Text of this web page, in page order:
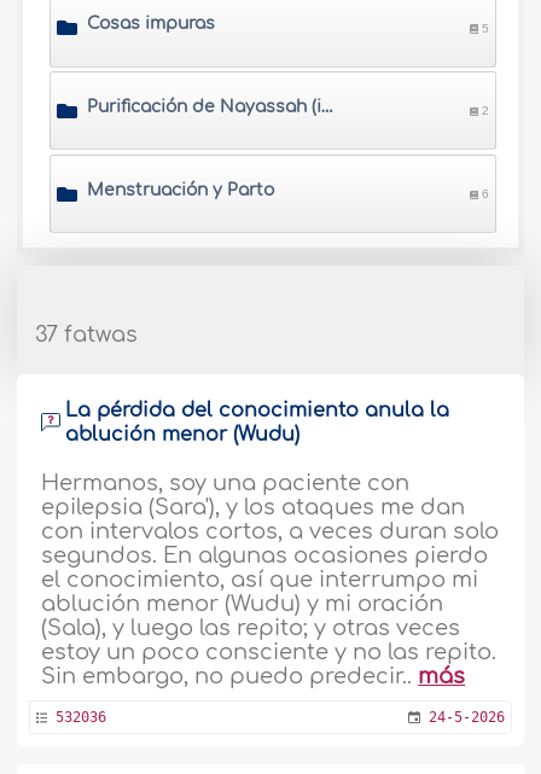
Cosas impuras 5
Purificación de Nayassah (impureza) 2
Menstruación y Parto 6
37 fatwas
La pérdida del conocimiento anula la
ablución menor (Wudu)
Hermanos, soy una paciente con
epilepsia (Sara'), y los ataques me dan
con intervalos cortos, a veces duran solo
segundos. En algunas ocasiones pierdo
el conocimiento, así que interrumpo mi
ablución menor (Wudu) y mi oración
(Sala), y luego las repito; y otras veces
estoy un poco consciente y no las repito.
Sin embargo, no puedo predecir.. más
532036 24-5-2026